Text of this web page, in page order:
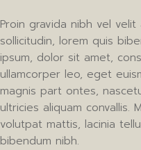
Proin gravida nibh vel
sollicitudin, lorem quis
ipsum, dolor sit amet,
ullamcorper leo, eget
magnis part ontes,
ultricies aliquam convallis.
volutpat mattis, lacinia
bibendum nibh.